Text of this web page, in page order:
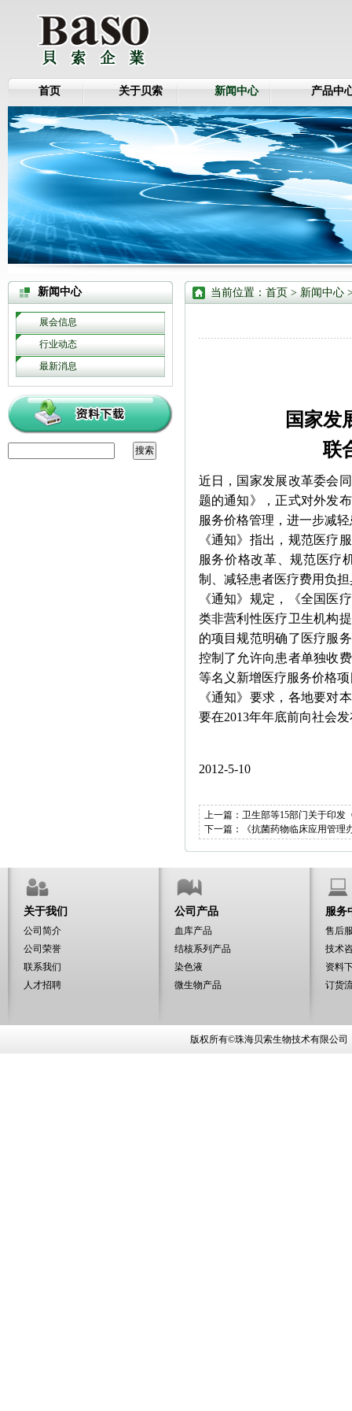
首页 关于贝索 新闻中心 产品中
新闻中心
展会信息
行业动态
最新消息
当前位置： 首页 > 新闻中心
国家发
联
近日，国家发展改革委会
题的通知》，正式对外发
服务价格管理，进一步减
《通知》指出，规范医疗
服务价格改革、规范医疗
制、减轻患者医疗费用负
《通知》规定，《全国医
类非营利性医疗卫生机构
的项目规范明确了医疗服
控制了允许向患者单独收
等名义新增医疗服务价格
《通知》要求，各地要对
要在2013年年底前向社会
2012-5-10
上一篇： 卫生部等15部门关于印发
下一篇：
《抗菌药物临床应用管理
关于我们
公司简介
公司荣誉
联系我们
人才招聘
公司产品
血库产品
结核系列产品
染色液
微生物产品
服务
售后
技术
资料
订货
版权所有©珠海贝索生物技术